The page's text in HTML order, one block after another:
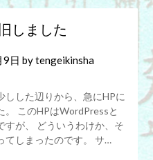
しました
9日 bytengeikinsha
した辺りから、急にHPに
。 このHPはWordPressと
すが、 どういうわけか、そ
てしまったのです。 サ…